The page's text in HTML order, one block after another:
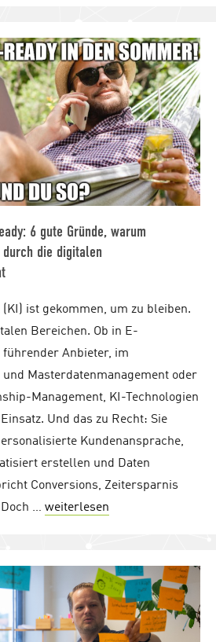
6 gute Gründe, warum
die digitalen
ist gekommen, um zu bleiben.
Bereichen. Ob in E-
Anbieter, im
Masterdatenmanagement oder
Management, KI-Technologien
Und das zu Recht: Sie
Kundenansprache,
erstellen und Daten
Conversions, Zeitersparnis
… weiterlesen